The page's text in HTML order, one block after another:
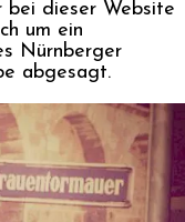
bei dieser Website
um ein
Nürnberger
abgesagt.